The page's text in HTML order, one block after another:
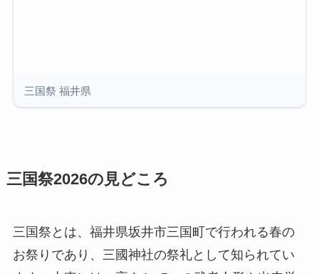
三国祭 福井県
三国祭2026の見どころ
三国祭とは、福井県坂井市三国町で行われる春の
お祭りであり、三國神社の祭礼として知られてい